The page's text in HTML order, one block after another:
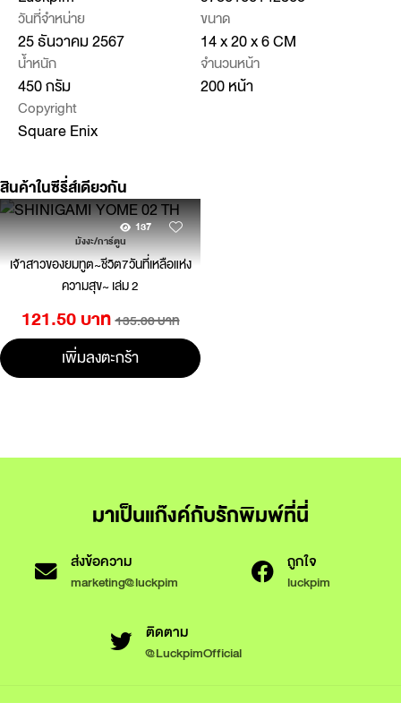
วันที่จำหน่าย
25 ธันวาคม 2567
ขนาด
14 x 20 x 6 CM
น้ำหนัก
450 กรัม
จำนวนหน้า
200 หน้า
Copyright
Square Enix
สินค้าในซีรี่ส์เดียวกัน
137
มังงะ/การ์ตูน
เจ้าสาวของยมทูต~ชีวิต7วันที่เหลือแห่ง
ความสุข~ เล่ม 2
121.50 บาท 135.00 บาท
เพิ่มลงตะกร้า
มาเป็นแก๊งค์กับรักพิมพ์ที่นี่
ส่งข้อความ
marketing@luckpim
ถูกใจ
luckpim
ติดตาม
@LuckpimOfficial